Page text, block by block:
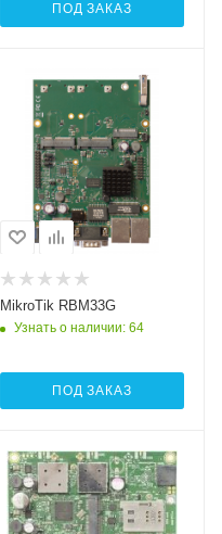
ПОД ЗАКАЗ
Проводные,
оптические
интерфейсы
3xGigabitEthernet
MikroTik RBM33G
Узнать о наличии: 64
ПОД ЗАКАЗ
Проводные,
оптические
интерфейсы
1xGigabit Ethernet,